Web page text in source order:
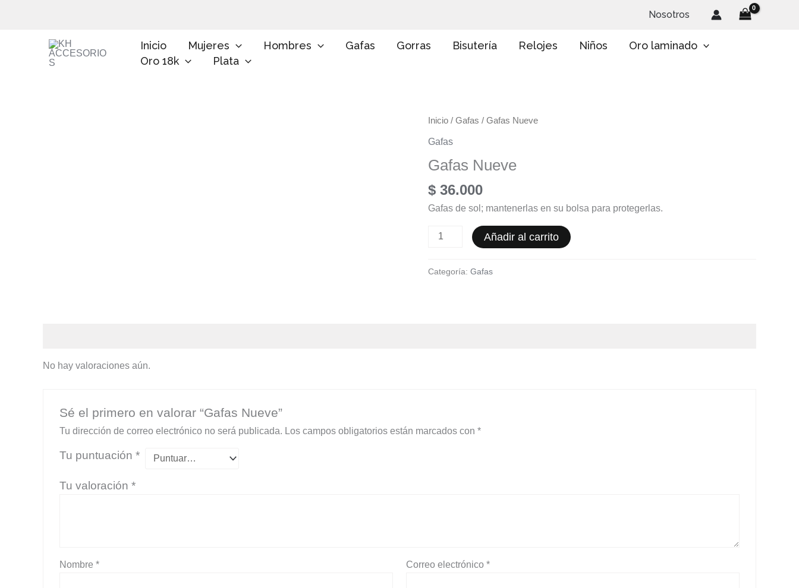
Nosotros
Inicio Mujeres Hombres Gafas Gorras Bisutería Relojes Niños
Oro laminado
Oro 18k
Plata
Inicio / Gafas / Gafas Nueve
Gafas
Gafas Nueve
$ 36.000
Gafas de sol; mantenerlas en su bolsa para protegerlas.
Gafas
Añadir al carrito
Categoría: Gafas
No hay valoraciones aún.
Sé el primero en valorar “Gafas Nueve”
Tu dirección de correo electrónico no será publicada. Los campos obligatorios están marcados con *
Tu puntuación *
Tu valoración *
Nombre * Correo electrónico*
g
e